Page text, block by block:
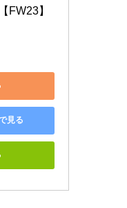
FW23】
見る